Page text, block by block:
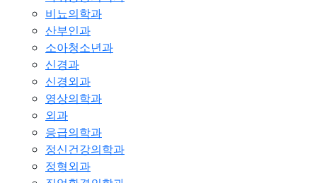
비뇨의학과
산부인과
소아청소년과
신경과
신경외과
영상의학과
외과
응급의학과
정신건강의학과
정형외과